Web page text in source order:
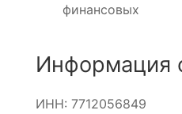
финансовых
Информация
ИНН: 7712056849